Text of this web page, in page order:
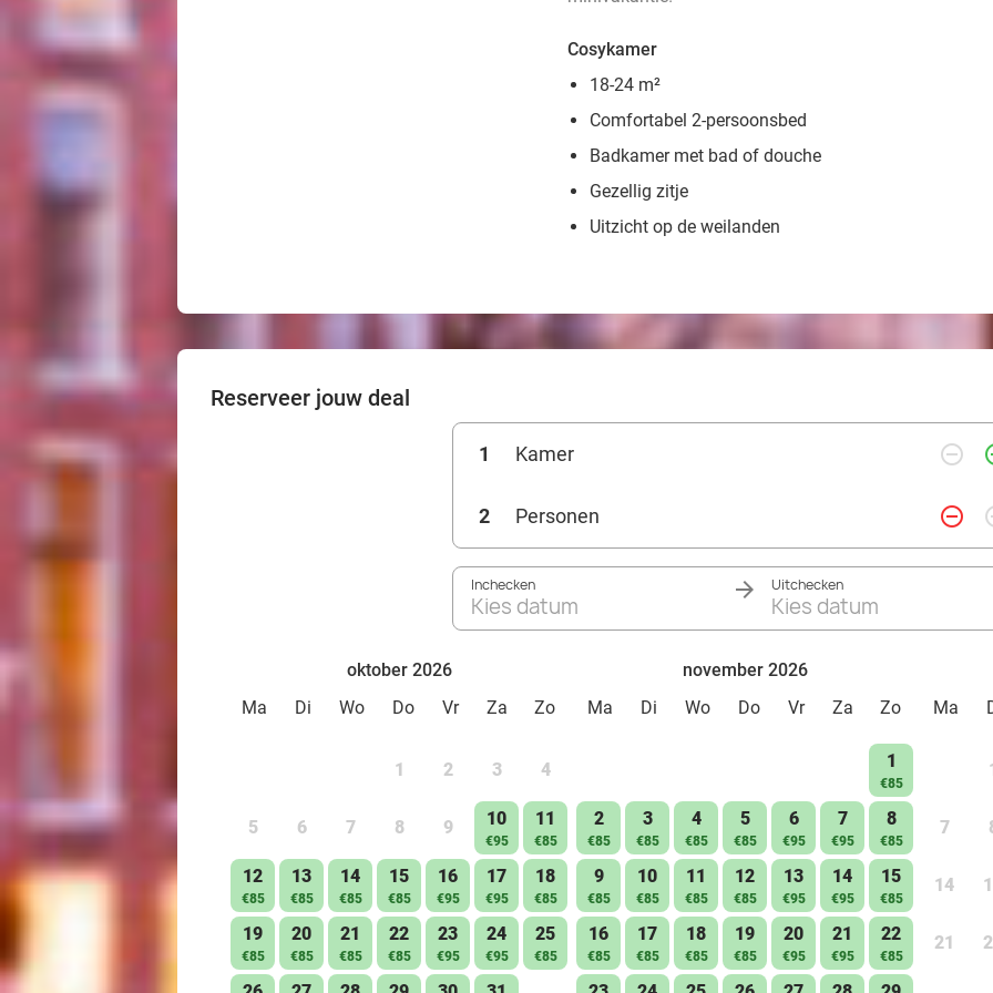
Cosykamer
18-24 m²
Comfortabel 2-persoonsbed
Badkamer met bad of douche
Gezellig zitje
Uitzicht op de weilanden
Reserveer jouw deal
1 Kamer remove_circle_outline
2 Personen remove_circle_outline
Inchecken
Kies datum
Uitchecken
Kies datum
oktober 2026
Ma
Di Wo Do Vr Za Zo
1 2 3 4
5 6 7 8 9 10
€95
11
€85
12
€85
13
€85
14
€85
15
€85
16
€95
17
€95
18
€85
19
€85
20
€85
21
€85
22
€85
23
€95
24
€95
25
€85
november 2026
Ma
Di Wo Do Vr Za Zo
1
€85
2
€85
3
€85
4
€85
5
€85
6
€95
7
€95
8
€85
9
€85
10
€85
11
€85
12
€85
13
€95
14
€95
15
€85
16
€85
17
€85
18
€85
19
€85
20
€95
21
€95
22
€85
Ma
7
14
21